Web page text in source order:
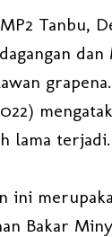
Tanbu,
lama terjadi.
ini
Bakar